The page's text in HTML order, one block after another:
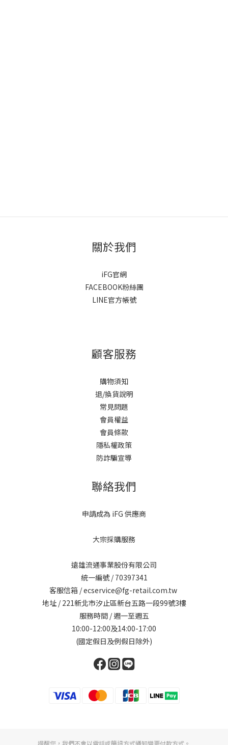
關於我們
iFG官網
FACEBOOK粉絲團
LINE官方帳號
顧客服務
購物須知
退/換貨說明
常見問題
會員權益
會員條款
隱私權政策
防詐騙宣導
聯絡我們
申請成為 iFG 供應商
大宗採購服務
遠雄流通事業股份有限公司
統一編號 / 70397341
客服信箱 / ecservice@fg-retail.com.tw
地址 / 221新北市汐止區新台五路一段99號3樓
服務時間 / 週一至週五
10:00-12:00及14:00-17:00
(國定假日及例假日除外)
提醒您，我們不會以電話或簡訊方式通知變更付款方式。